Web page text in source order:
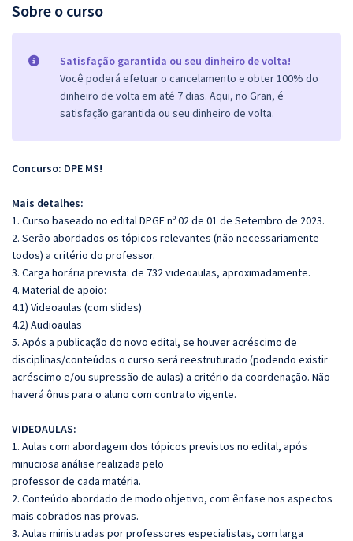
Sobre o curso
Satisfação garantida ou seu dinheiro de volta!
Você poderá efetuar o cancelamento e obter 100% do
dinheiro de volta em até 7 dias. Aqui, no Gran, é
satisfação garantida ou seu dinheiro de volta.
Concurso: DPE MS!
Mais detalhes:
1. Curso baseado no edital DPGE nº 02 de 01 de Setembro de 2023.
2. Serão abordados os tópicos relevantes (não necessariamente
todos) a critério do professor.
3. Carga horária prevista: de 732 videoaulas, aproximadamente.
4. Material de apoio:
4.1) Videoaulas (com slides)
4.2) Audioaulas
5. Após a publicação do novo edital, se houver acréscimo de
disciplinas/conteúdos o curso será reestruturado (podendo existir
acréscimo e/ou supressão de aulas) a critério da coordenação. Não
haverá ônus para o aluno com contrato vigente.
VIDEOAULAS:
1. Aulas com abordagem dos tópicos previstos no edital, após
minuciosa análise realizada pelo
professor de cada matéria.
2. Conteúdo abordado de modo objetivo, com ênfase nos aspectos
mais cobrados nas provas.
3. Aulas ministradas por professores especialistas, com larga